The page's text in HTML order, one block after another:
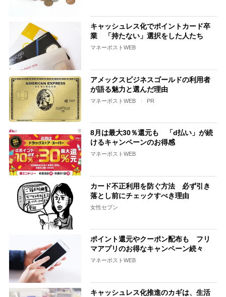
キャッシュレス化でポイントカード卒
業 「持たない」選択をした人たち
マネーポストWEB
アメックスビジネスゴールドの利用者
が語る魅力と選んだ理由
マネーポストWEB PR
8月は最大30％還元も 「d払い」が続
けるキャンペーンのお得感
マネーポストWEB
カード不正利用を防ぐ方法 必ず引き
落とし前にチェックすべき理由
女性セブン
ポイント還元やクーポン配布も フリ
マアプリのお得なキャンペーン続々
マネーポストWEB
キャッシュレス化推進のカギは、生活